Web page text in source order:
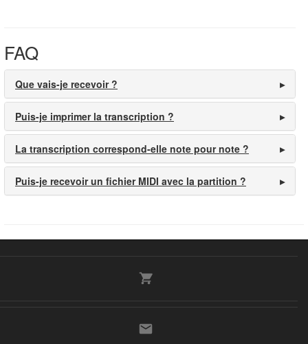
FAQ
Que vais-je recevoir ?
Puis-je imprimer la transcription ?
La transcription correspond-elle note pour note ?
Puis-je recevoir un fichier MIDI avec la partition ?